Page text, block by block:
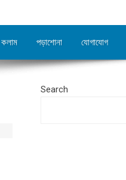
কলাম পড়াশোনা যোগাযোগ
Search